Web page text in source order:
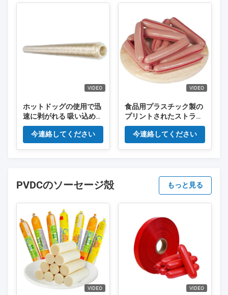
VIDEO
ホットドッグの使用で迅
速に剥がれる 吸い込めた
セルロースソーセージ
今連絡してください
VIDEO
食品用プラスチック製の
プリントされたストライ
プ 魚のソーセージ
今連絡してください
PVDCのソーセージ殻 もっと見る
VIDEO VIDEO